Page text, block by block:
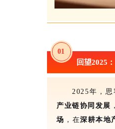
01
回望2025
2025年，
产业链协同发展
场 ，在深耕本地